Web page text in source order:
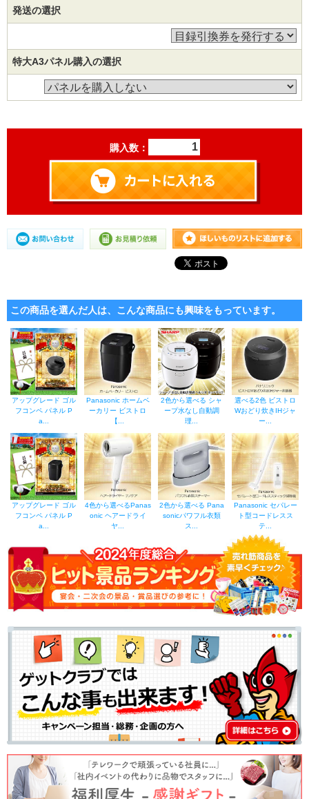
発送の選択
特大A3パネル購入の選択
購入数：
この商品を選んだ人は、こんな商品にも興味をもっています。
アップグレード ゴル
フコンペ パネル P
a...
Panasonic ホームベ
ーカリー ビストロ
【...
2色から選べる シャ
ープ水なし自動調
理...
選べる2色 ビストロ
Wおどり炊きIHジャ
ー...
アップグレード ゴル
フコンペ パネル P
a...
4色から選べるPanas
onic ヘアードライ
ヤ...
2色から選べる Pana
sonicパワフル衣類
ス...
Panasonic セパレー
ト型コードレスス
テ...